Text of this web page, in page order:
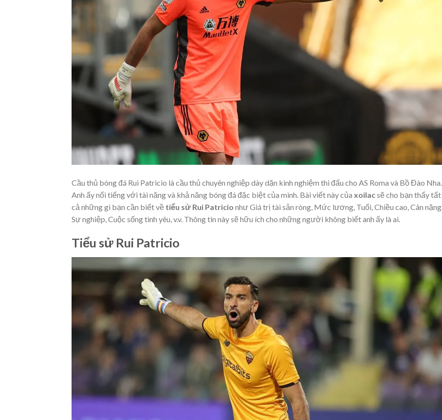
Cầu thủ bóng đá Rui Patricio là cầu thủ chuyên nghiệp dày dặn kinh nghiệm thi đấu cho AS Roma và Bồ Đào Nha.
Anh ấy nổi tiếng với tài năng và khả năng bóng đá đặc biệt của mình. Bài viết này của xoilacsẽ cho bạn thấy tất
cả những gì bạn cần biết về tiểu sử Rui Patricio như Giá trị tài sản ròng, Mức lương, Tuổi, Chiều cao, Cân nặng,
Sự nghiệp, Cuộc sống tình yêu, v.v. Thông tin này sẽ hữu ích cho những người không biết anh ấy là ai.
Tiểu sử Rui Patricio